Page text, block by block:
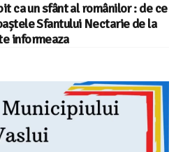
ca un sfânt al românilor : de ce
Sfantului Nectarie de la
informeaza